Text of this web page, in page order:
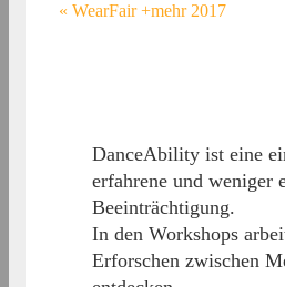
« WearFair +mehr 2017
DanceAbility ist eine
erfahrene und weniger
Beeinträchtigung.
In den Workshops
Erforschen zwischen